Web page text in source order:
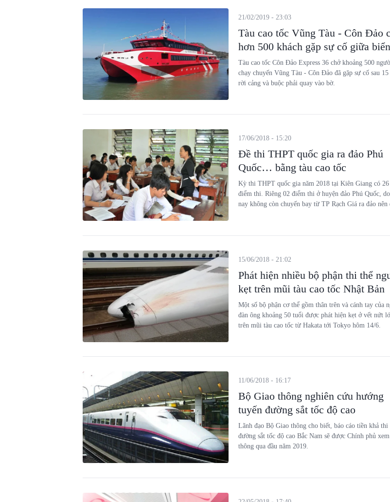
Tàu cao tốc Vũng Tàu - Côn Đảo
hơn 500 khách gặp sự cố giữa biển
21/02/2019 - 23:03
Tàu cao tốc Côn Đảo Express 36 chở khoảng 500
chạy chuyến Vũng Tàu - Côn Đảo đã gặp sự cố sau 15
rời cảng và buộc phải quay vào bờ.
Đề thi THPT quốc gia ra đảo Phú
Quốc… bằng tàu cao tốc
17/06/2018 - 15:20
Kỳ thi THPT quốc gia năm 2018 tại Kiên Giang có 26
điểm thi. Riêng 02 điểm thi ở huyện đảo Phú Quốc,
nay không còn chuyến bay từ TP Rạch Giá ra đảo nên
Phát hiện nhiều bộ phận thi thể
kẹt trên mũi tàu cao tốc Nhật Bản
15/06/2018 - 21:02
Một số bộ phận cơ thể gồm thân trên và cánh tay của
đàn ông khoảng 50 tuổi được phát hiện kẹt ở vết nứt
trên mũi tàu cao tốc từ Hakata tới Tokyo hôm 14/6.
Bộ Giao thông nghiên cứu hướng
tuyến đường sắt tốc độ cao
11/06/2018 - 16:17
Lãnh đạo Bộ Giao thông cho biết, báo cáo tiền khả thi
đường sắt tốc độ cao Bắc Nam sẽ được Chính phủ
thông qua đầu năm 2019.